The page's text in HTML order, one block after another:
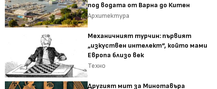
под водата от Варна до Китен
Архитектура
Механичният турчин: първият
„изкуствен интелект“, който мами
Европа близо век
Техно
Другият мит за Минотавъра